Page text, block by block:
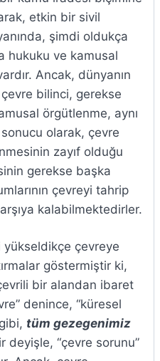
etkin bir sivil
şimdi oldukça
hukuku ve kamusal
Ancak, dünyanın
bilinci, gerekse
örgütlenme, aynı
olarak, çevre
zayıf olduğu
gerekse başka
çevreyi tahrip
kalabilmektedirler.
çevreye
göstermiştir ki,
bir alandan ibaret
denince, “küresel
tüm gezegenimiz
deyişle, “çevre sorunu”